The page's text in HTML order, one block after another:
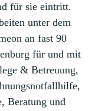
für sie eintritt.
unter dem
an fast 90
für und mit
& Betreuung,
Beratung und